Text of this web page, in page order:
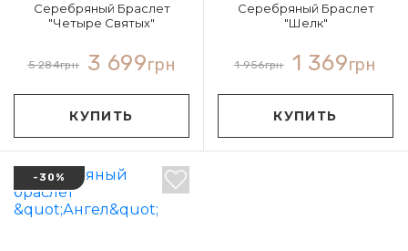
Серебряный Браслет
"Четыре Святых"
5 284грн 3 699грн
КУПИТЬ
Серебряный Браслет
"Шелк"
1 956грн 1 369грн
КУПИТЬ
-30%